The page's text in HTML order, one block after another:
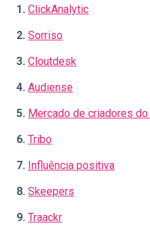
1. ClickAnalytic
2. Sorriso
3. Cloutdesk
4. Audiense
5. Mercado de criadores do
6. Tribo
7. Influência positiva
8. Skeepers
9. Traackr